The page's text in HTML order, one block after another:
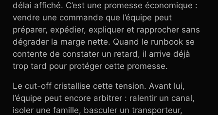
délai affiché. C’est une promesse économique :
vendre une commande que l’équipe peut
préparer, expédier, expliquer et rapprocher sans
dégrader la marge nette. Quand le runbook se
contente de constater un retard, il arrive déjà
trop tard pour protéger cette promesse.
Le cut-off cristallise cette tension. Avant lui,
l’équipe peut encore arbitrer : ralentir un canal,
isoler une famille, basculer un transporteur,